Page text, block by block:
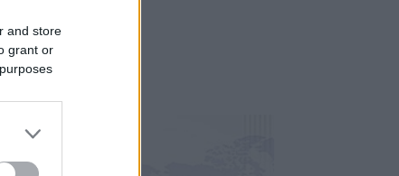
and store
grant or